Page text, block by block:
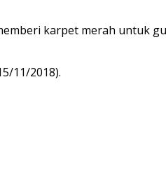
karpet merah untuk
11/2018).